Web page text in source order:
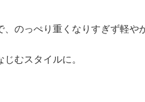
のっぺり重くなりすぎず軽や
むスタイルに。